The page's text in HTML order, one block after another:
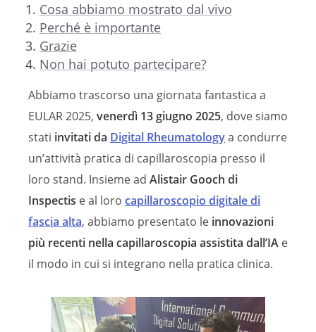
Cosa abbiamo mostrato dal vivo
Perché è importante
Grazie
Non hai potuto partecipare?
Abbiamo trascorso una giornata fantastica a
EULAR 2025, venerdì 13 giugno 2025, dove siamo
stati invitati da Digital Rheumatologya condurre
un’attività pratica di capillaroscopia presso il
loro stand. Insieme ad Alistair Gooch di
Inspectis e al loro capillaroscopio digitale di
fascia alta, abbiamo presentato le innovazioni
più recenti nella capillaroscopia assistita dall’IA e
il modo in cui si integrano nella pratica clinica.